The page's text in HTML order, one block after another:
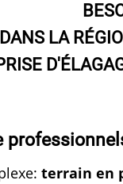
LA
terrain en